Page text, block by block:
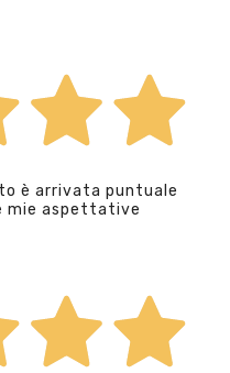
è arrivata puntuale
mie aspettative